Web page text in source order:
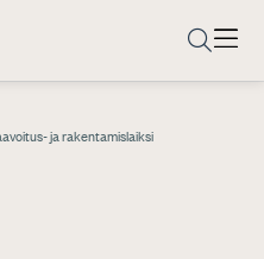
ja rakentamislaiksi